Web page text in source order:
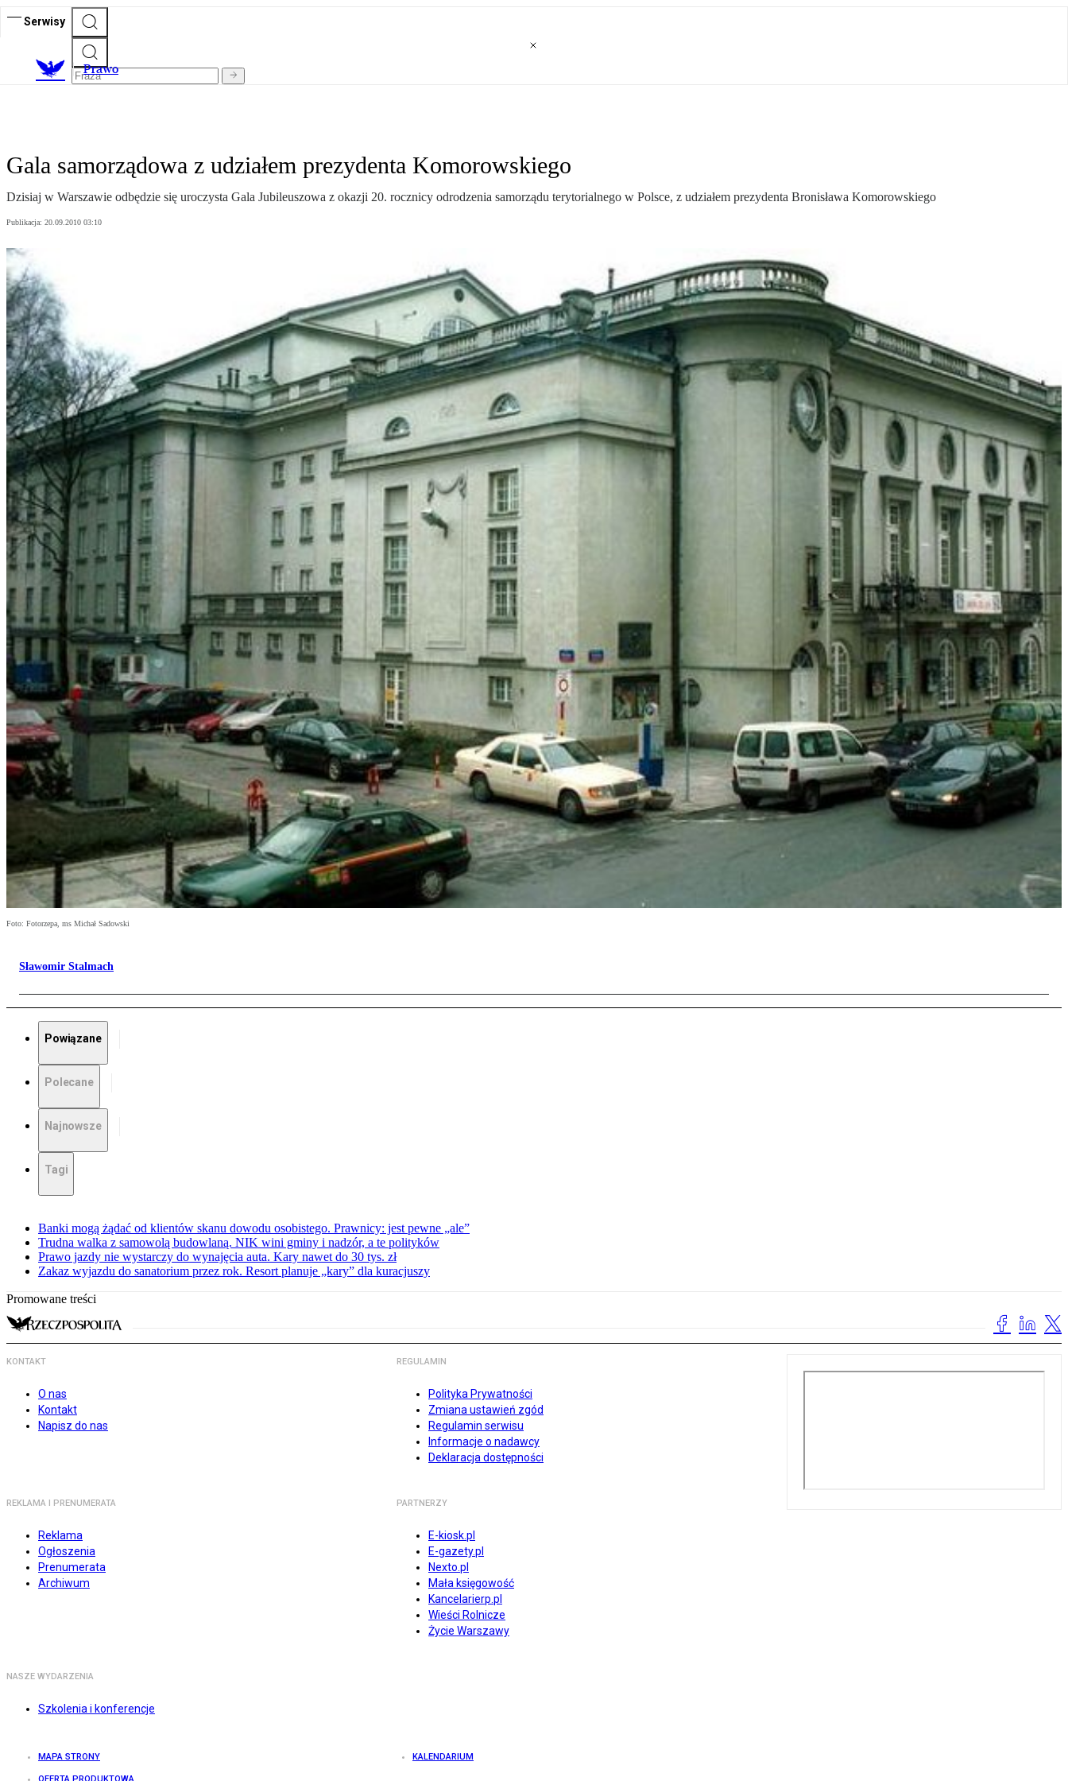
Serwisy
Prawo
Gala samorządowa z udziałem prezydenta Komorowskiego
Dzisiaj w Warszawie odbędzie się uroczysta Gala Jubileuszowa z okazji 20. rocznicy odrodzenia samorządu terytorialnego w Polsce, z udziałem prezydenta Bronisława Komorowskiego
Publikacja: 20.09.2010 03:10
Foto: Fotorzepa, ms Michał Sadowski
Sławomir Stalmach
Powiązane
Polecane
Najnowsze
Tagi
Banki mogą żądać od klientów skanu dowodu osobistego. Prawnicy: jest pewne „ale”
Trudna walka z samowolą budowlaną. NIK wini gminy i nadzór, a te polityków
Prawo jazdy nie wystarczy do wynajęcia auta. Kary nawet do 30 tys. zł
Zakaz wyjazdu do sanatorium przez rok. Resort planuje „kary” dla kuracjuszy
Promowane treści
KONTAKT
O nas
Kontakt
Napisz do nas
REGULAMIN
Polityka Prywatności
Zmiana ustawień zgód
Regulamin serwisu
Informacje o nadawcy
Deklaracja dostępności
REKLAMA I PRENUMERATA
Reklama
Ogłoszenia
Prenumerata
Archiwum
PARTNERZY
E-kiosk.pl
E-gazety.pl
Nexto.pl
Mała księgowość
Kancelarierp.pl
Wieści Rolnicze
Życie Warszawy
NASZE WYDARZENIA
Szkolenia i konferencje
MAPA STRONY KALENDARIUM